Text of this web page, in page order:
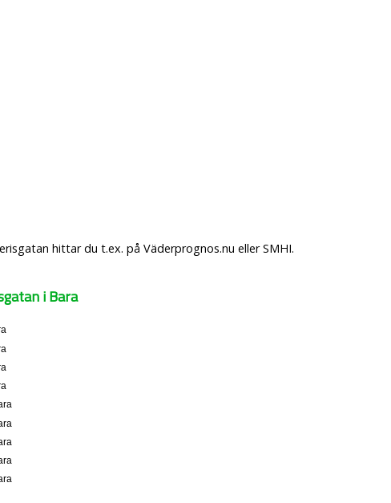
hittar du t.ex. på Väderprognos.nu eller SMHI.
i Bara